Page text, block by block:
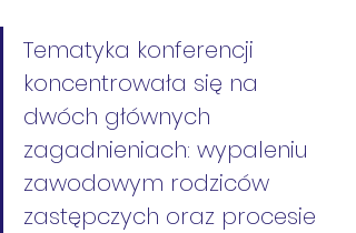
Tematyka konferencji
koncentrowała się na
dwóch głównych
zagadnieniach: wypaleniu
zawodowym rodziców
zastępczych oraz procesie